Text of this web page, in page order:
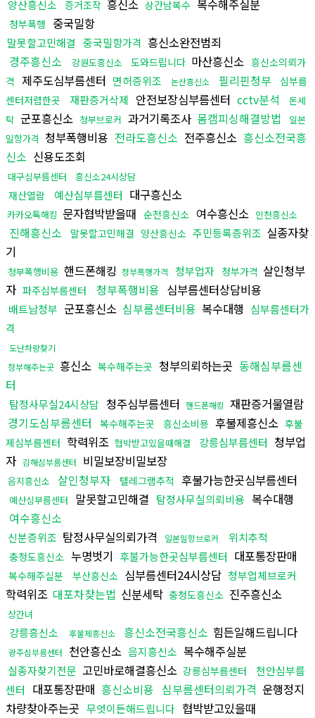
양산흥신소 증거조작 흥신소 상간남복수 복수해주실분
청부폭행 중국밀항
말못할고민해결 중국밀항가격 흥신소완전범죄
경주흥신소
강원도흥신소 도와드립니다 마산흥신소 흥신소의뢰가
격 제주도심부름센터 면허증위조 논산흥신소 필리핀청부
심부름
센터저렴한곳
재판증거삭제 안전보장심부름센터 cctv분석
돈세
탁 군포흥신소 청부브로커 과거기록조사 몸캠피싱해결방법
일본
밀항가격 청부폭행비용 전라도흥신소 전주흥신소 흥신소전국흥
신소 신용도조회
대구심부름센터 흥신소24시상담
재산열람 예산심부름센터 대구흥신소
카카오톡해킹 문자협박받을때 순천흥신소 여수흥신소 인천흥신소
진해흥신소 말못할고민해결 양산흥신소 주민등록증위조 실종자찾
기
청부폭행비용 핸드폰해킹 청부폭행가격 청부업자 청부가격 살인청부
자 파주심부름센터 청부폭행비용 심부름센터상담비용
배트남청부 군포흥신소 심부름센터비용 복수대행 심부름센터가
격
도난차량찾기
청부해주는곳 흥신소 복수해주는곳 청부의뢰하는곳 동해심부름센
터
탐정사무실24시상담 청주심부름센터 핸드폰해킹 재판증거물열람
경기도심부름센터
복수해주는곳 흥신소비용 후불제흥신소 후불
제심부름센터 학력위조 협박받고있을때해결 강릉심부름센터 청부업
자 김해심부름센터 비밀보장비밀보장
음지흥신소 살인청부자 텔레그램추적 후불가능한곳심부름센터
예산심부름센터 말못할고민해결 탐정사무실의뢰비용 복수대행
여수흥신소
신분증위조 탐정사무실의뢰가격 일본밀항브로커 위치추적
충청도흥신소 누명벗기 후불가능한곳심부름센터 대포통장판매
복수해주실분 부산흥신소 심부름센터24시상담 청부업체브로커
학력위조 대포차찾는법 신분세탁 충청도흥신소 진주흥신소
상간녀
강릉흥신소 후불제흥신소 흥신소전국흥신소 힘든일해드립니다
광주심부름센터 천안흥신소 음지흥신소 복수해주실분
실종자찾기전문 고민바로해결흥신소 강릉심부름센터
천안심부름
센터
대포통장판매 흥신소비용 심부름센터의뢰가격 운행정지
차량찾아주는곳 무엇이든해드립니다 협박받고있을때